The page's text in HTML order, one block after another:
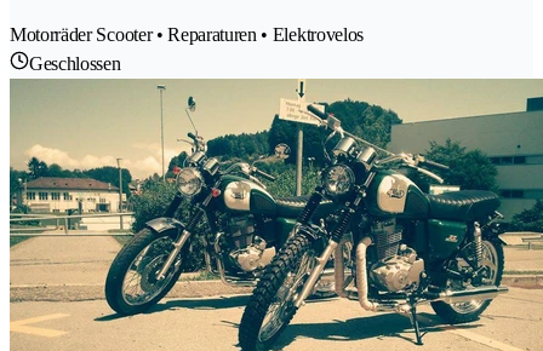
Motorräder Scooter • Reparaturen • Elektrovelos
Geschlossen